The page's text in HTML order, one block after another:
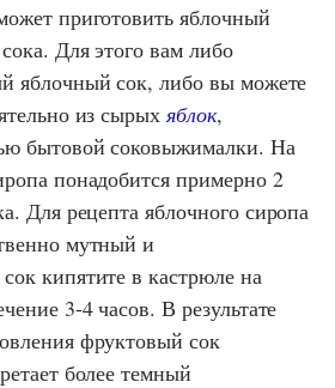
приготовить яблочный
Для этого вам либо
яблочный сок, либо вы можете
из сырых яблок,
бытовой соковыжималки. На
понадобится примерно 2
Для рецепта яблочного сиропа
мутный и
кипятите в кастрюле на
3-4 часов. В результате
фруктовый сок
более темный